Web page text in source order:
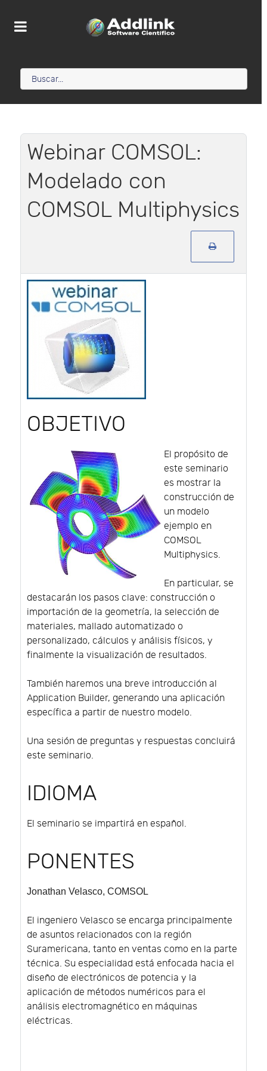
Webinar COMSOL:
Modelado con
COMSOL Multiphysics
OBJETIVO
El propósito de
este seminario
es mostrar la
construcción de
un modelo
ejemplo en
COMSOL
Multiphysics.
En particular, se
destacarán los pasos clave: construcción o
importación de la geometría, la selección de
materiales, mallado automatizado o
personalizado, cálculos y análisis físicos, y
finalmente la visualización de resultados.
También haremos una breve introducción al
Application Builder, generando una aplicación
específica a partir de nuestro modelo.
Una sesión de preguntas y respuestas concluirá
este seminario.
IDIOMA
El seminario se impartirá en español.
PONENTES
Jonathan Velasco, COMSOL
El ingeniero Velasco se encarga principalmente
de asuntos relacionados con la región
Suramericana, tanto en ventas como en la parte
técnica. Su especialidad está enfocada hacia el
diseño de electrónicos de potencia y la
aplicación de métodos numéricos para el
análisis electromagnético en máquinas
eléctricas.